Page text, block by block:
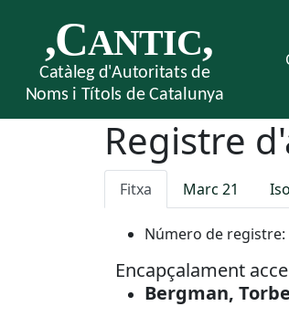
Registre
Fitxa Marc 21
Número de registre:
Encapçalament
Bergman,